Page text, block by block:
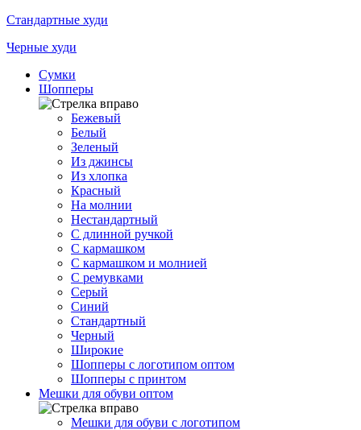
Стандартные худи
Черные худи
Сумки
Шопперы
Бежевый
Белый
Зеленый
Из джинсы
Из хлопка
Красный
На молнии
Нестандартный
С длинной ручкой
С кармашком
С кармашком и молнией
С ремувками
Серый
Синий
Стандартный
Черный
Широкие
Шопперы с логотипом оптом
Шопперы с принтом
Мешки для обуви оптом
Мешки для обуви с логотипом